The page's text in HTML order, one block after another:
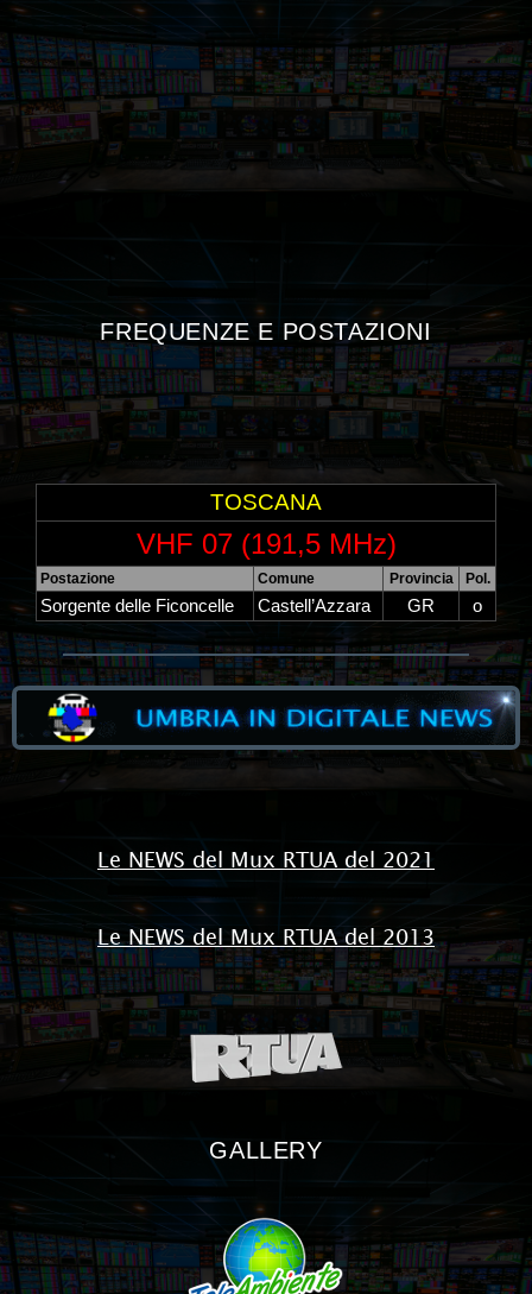
FREQUENZE E POSTAZIONI
TOSCANA
VHF 07 (191,5 MHz)
Postazione Comune Provincia Pol.
Sorgente delle Ficoncelle Castell’Azzara GR o
Le NEWS del Mux RTUA del 2021
Le NEWS del Mux RTUA del 2013
GALLERY